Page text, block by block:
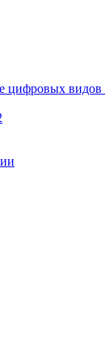
видов